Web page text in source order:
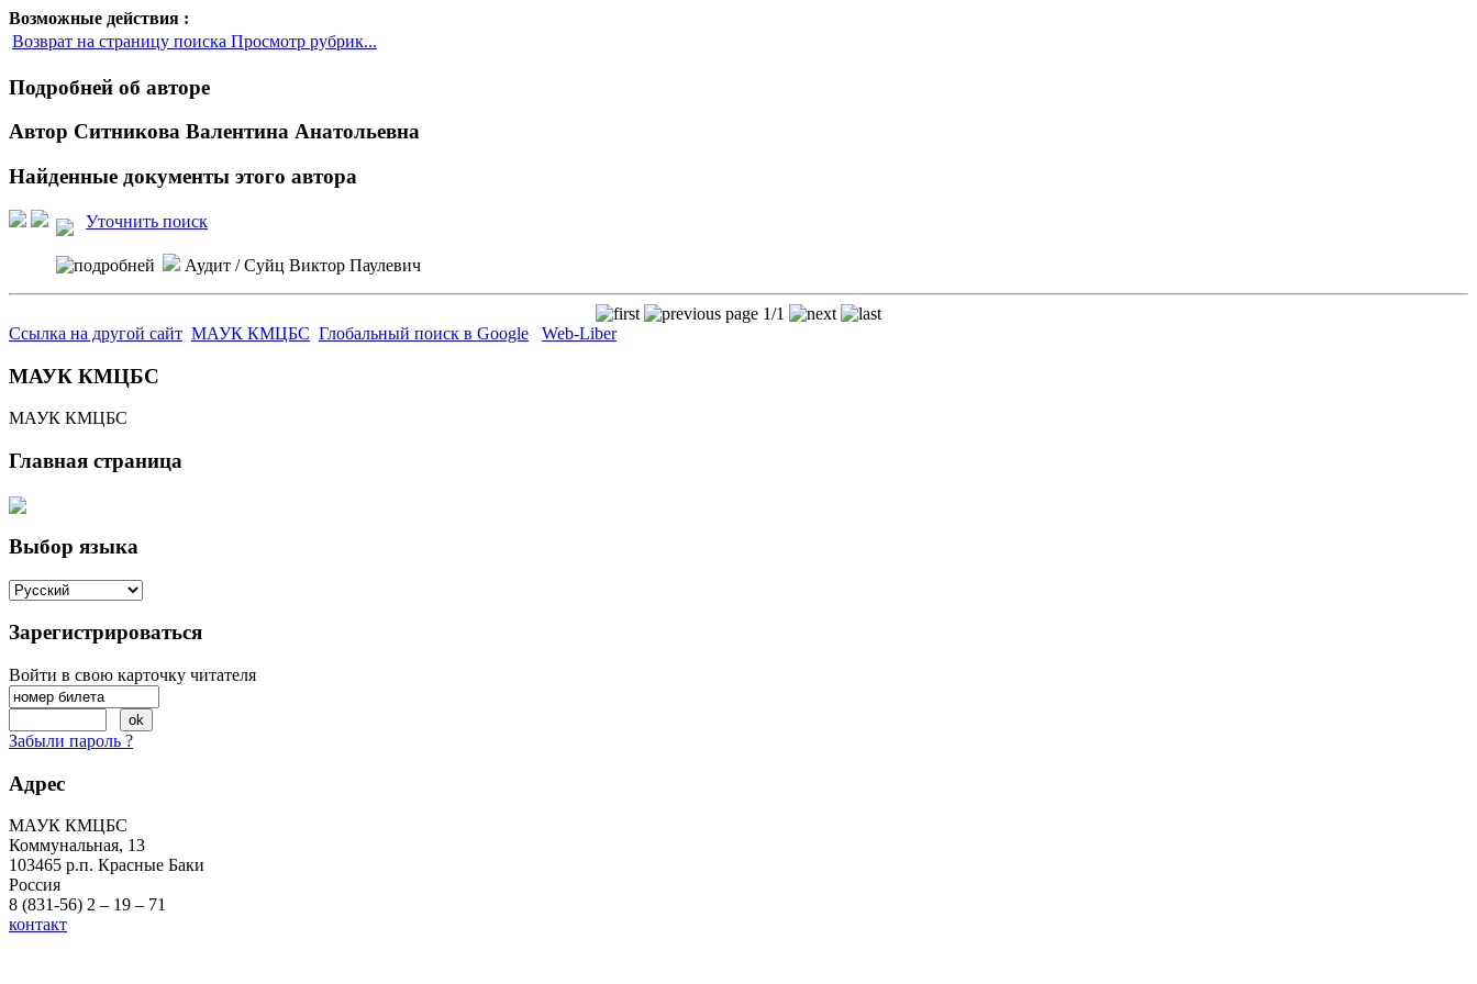
Возможные действия :
Возврат на страницу поиска Просмотр рубрик...
Подробней об авторе
Автор Ситникова Валентина Анатольевна
Найденные документы этого автора
Уточнить поиск
Аудит / Суйц Виктор Паулевич
page 1/1
Ссылка на другой сайт МАУК КМЦБС Глобальный поиск в Google Web-Liber
МАУК КМЦБС
МАУК КМЦБС
Главная страница
Выбор языка
Зарегистрироваться
Войти в свою карточку читателя
Забыли пароль ?
Адрес
МАУК КМЦБС
Коммунальная, 13
103465 р.п. Красные Баки
Россия
8 (831-56) 2 – 19 – 71
контакт